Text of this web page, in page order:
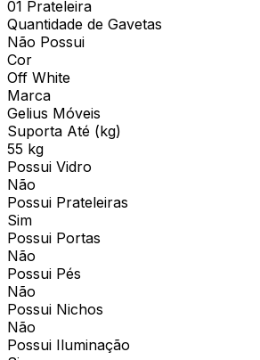
01 Prateleira
Quantidade de Gavetas
Não Possui
Cor
Off White
Marca
Gelius Móveis
Suporta Até (kg)
55 kg
Possui Vidro
Não
Possui Prateleiras
Sim
Possui Portas
Não
Possui Pés
Não
Possui Nichos
Não
Possui Iluminação